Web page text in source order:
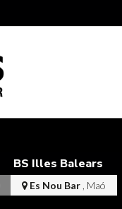
BS Illes Balears
Es Nou Bar , Maó